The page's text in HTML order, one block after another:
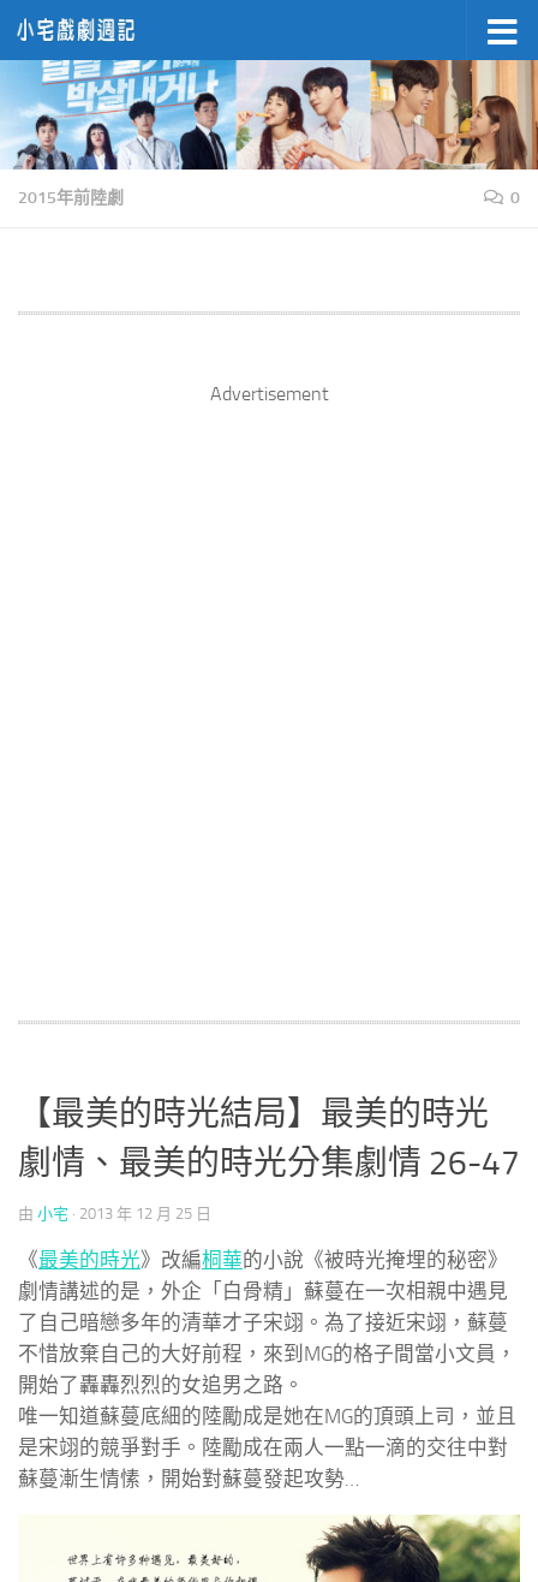
Skip to content
2015年前陸劇 0
Advertisement
【最美的時光結局】最美的時光
劇情、最美的時光分集劇情 26-47
由 小宅 · 2013 年 12 月 25 日
《最美的時光》改編桐華的小說《被時光掩埋的秘密》
劇情講述的是，外企「白骨精」蘇蔓在一次相親中遇見
了自己暗戀多年的清華才子宋翊。為了接近宋翊，蘇蔓
不惜放棄自己的大好前程，來到MG的格子間當小文員，
開始了轟轟烈烈的女追男之路。
唯一知道蘇蔓底細的陸勵成是她在MG的頂頭上司，並且
是宋翊的競爭對手。陸勵成在兩人一點一滴的交往中對
蘇蔓漸生情愫，開始對蘇蔓發起攻勢…